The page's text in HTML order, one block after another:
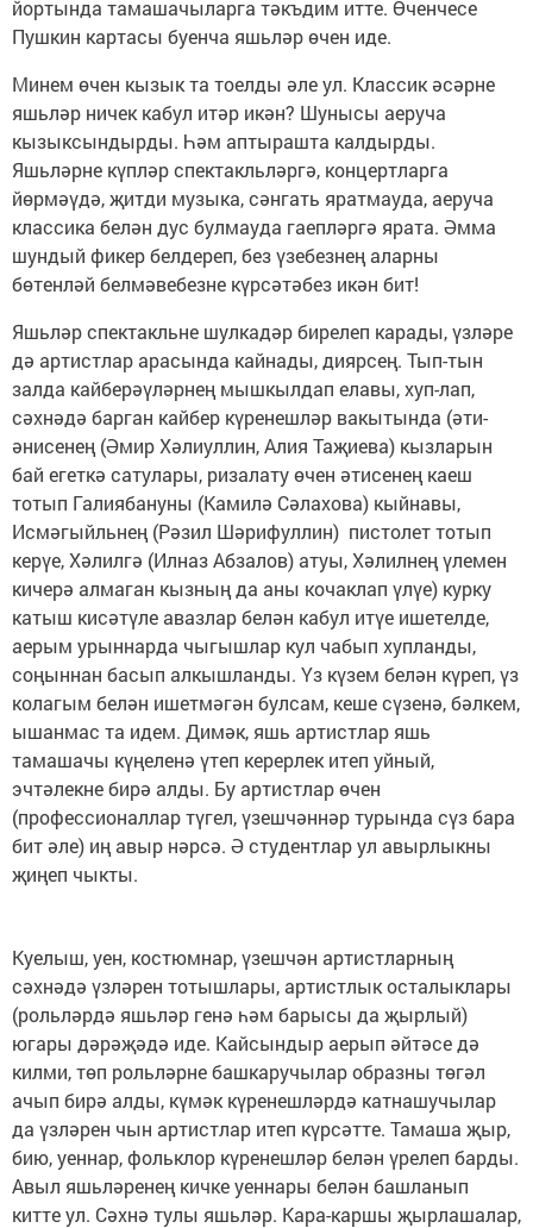
йортында тамашачыларга тәкъдим итте. Өченчесе
Пушкин картасы буенча яшьләр өчен иде.
Минем өчен кызык та тоелды әле ул. Классик әсәрне
яшьләр ничек кабул итәр икән? Шунысы аеруча
кызыксындырды. Һәм аптырашта калдырды.
Яшьләрне күпләр спектакльләргә, концертларга
йөрмәүдә, җитди музыка, сәнгать яратмауда, аеруча
классика белән дус булмауда гаепләргә ярата. Әмма
шундый фикер белдереп, без үзебезнең аларны
бөтенләй белмәвебезне күрсәтәбез икән бит!
Яшьләр спектакльне шулкадәр бирелеп карады, үзләре
дә артистлар арасында кайнады, диярсең. Тып-тын
залда кайберәүләрнең мышкылдап елавы, хуп-лап,
сәхнәдә барган кайбер күренешләр вакытында (әти-
әнисенең (Әмир Хәлиуллин, Алия Таҗиева) кызларын
бай егеткә сатулары, ризалату өчен әтисенең каеш
тотып Галиябануны (Камилә Сәлахова) кыйнавы,
Исмәгыйльнең (Рәзил Шәрифуллин) пистолет тотып
керүе, Хәлилгә (Илназ Абзалов) атуы, Хәлилнең үлемен
кичерә алмаган кызның да аны кочаклап үлүе) курку
катыш кисәтүле авазлар белән кабул итүе ишетелде,
аерым урыннарда чыгышлар кул чабып хупланды,
соңыннан басып алкышланды. Үз күзем белән күреп, үз
колагым белән ишетмәгән булсам, кеше сүзенә, бәлкем,
ышанмас та идем. Димәк, яшь артистлар яшь
тамашачы күңеленә үтеп керерлек итеп уйный,
эчтәлекне бирә алды. Бу артистлар өчен
(профессионаллар түгел, үзешчәннәр турында сүз бара
бит әле) иң авыр нәрсә. Ә студентлар ул авырлыкны
җиңеп чыкты.
Куелыш, уен, костюмнар, үзешчән артистларның
сәхнәдә үзләрен тотышлары, артистлык осталыклары
(рольләрдә яшьләр генә һәм барысы да җырлый)
югары дәрәҗәдә иде. Кайсындыр аерып әйтәсе дә
килми, төп рольләрне башкаручылар образны төгәл
ачып бирә алды, күмәк күренешләрдә катнашучылар
да үзләрен чын артистлар итеп күрсәтте. Тамаша җыр,
бию, уеннар, фольклор күренешләр белән үрелеп барды.
Авыл яшьләренең кичке уеннары белән башланып
китте ул. Сәхнә тулы яшьләр. Кара-каршы җырлашалар,